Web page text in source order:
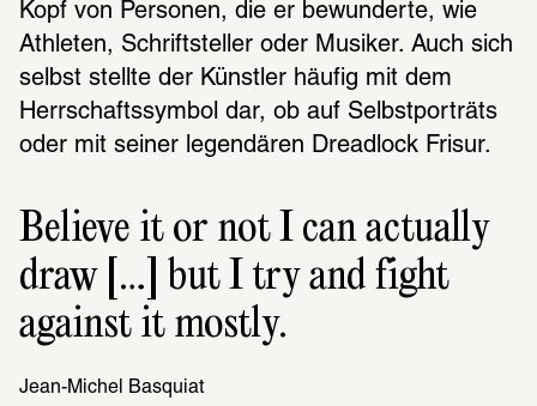
Kopf von Personen, die er bewunderte, wie
Athleten, Schriftsteller oder Musiker. Auch sich
selbst stellte der Künstler häufig mit dem
Herrschaftssymbol dar, ob auf Selbstporträts
oder mit seiner legendären Dreadlock Frisur.
Believe it or not I can actually
draw […] but I try and fight
against it mostly.
Jean-Michel Basquiat